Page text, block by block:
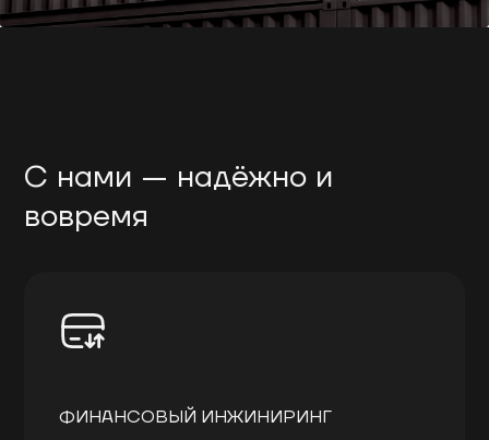
С нами — надёжно и
вовремя
ФИНАНСОВЫЙ ИНЖИНИРИНГ